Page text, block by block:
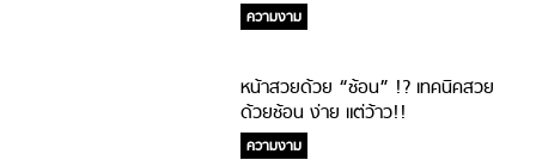
ความงาม
หน้าสวยด้วย “ช้อน” !? เทคนิคสวย
ด้วยช้อน ง่าย แต่ว้าว!!
ความงาม